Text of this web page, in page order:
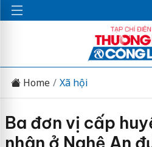
Home Xã hội
Ba đơn vị cấp
nhân ở Nghệ An